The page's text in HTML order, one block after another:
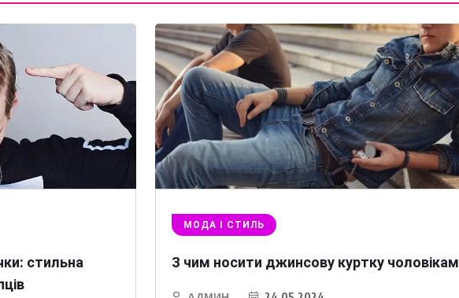
стильна
МОДА І СТИЛЬ
З чим носити джинсову куртку чоловікам